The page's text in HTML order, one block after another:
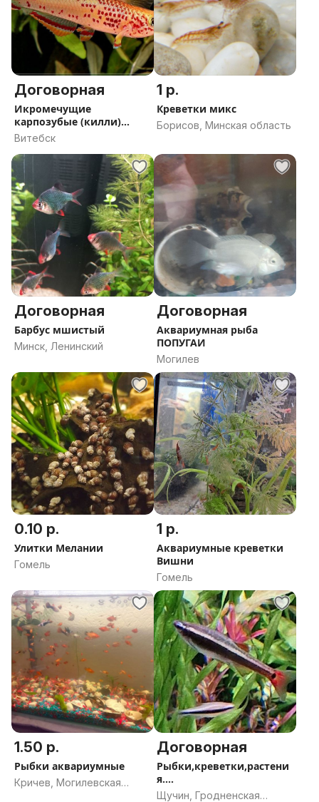
Договорная
Икромечущие
карпозубые (килли)
рыбы
Витебск
1 р.
Креветки микс
Борисов, Минская область
Договорная
Барбус мшистый
Минск, Ленинский
Договорная
Аквариумная рыба
ПОПУГАИ
Могилев
0.10 р.
Улитки Мелании
Гомель
1 р.
Аквариумные креветки
Вишни
Гомель
1.50 р.
Рыбки аквариумные
Кричев, Могилевская
Договорная
Рыбки,креветки,растени
я....
Щучин, Гродненская